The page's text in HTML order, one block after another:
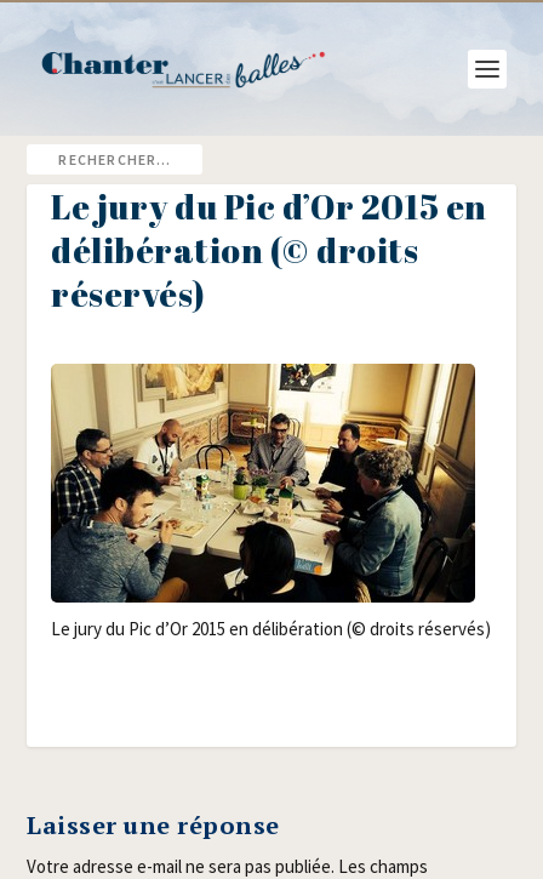
Le jury du Pic d’Or 2015 en
délibération (© droits
réservés)
Le jury du Pic d’Or 2015 en déli­bé­ra­tion (© droits réservés)
Laisser une réponse
Votre adresse e-mail ne sera pas publiée. Les champs